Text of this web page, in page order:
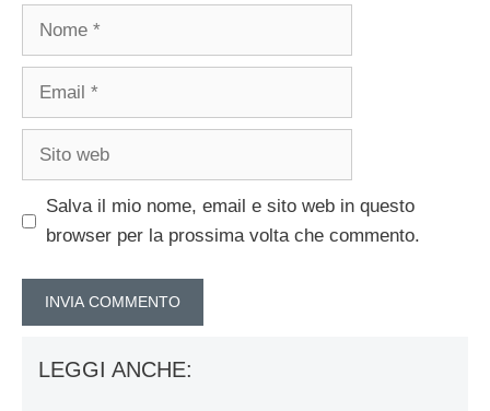
Nome
Email
Sito
Salva il mio nome, email e sito web in questo
browser per la prossima volta che commento.
LEGGI ANCHE: